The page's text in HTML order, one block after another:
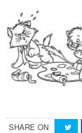
SHARE ON